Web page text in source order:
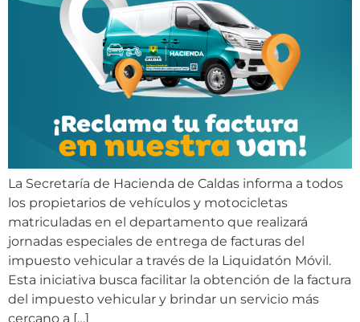
La Secretaría de Hacienda de Caldas informa a todos
los propietarios de vehículos y motocicletas
matriculadas en el departamento que realizará
jornadas especiales de entrega de facturas del
impuesto vehicular a través de la Liquidatón Móvil.
Esta iniciativa busca facilitar la obtención de la factura
del impuesto vehicular y brindar un servicio más
cercano a […]